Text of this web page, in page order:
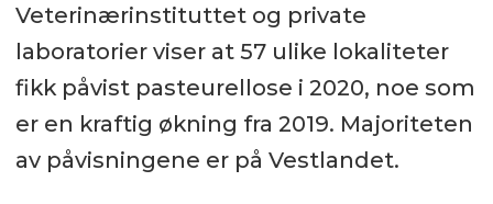
Veterinærinstituttet og private
laboratorier viser at 57 ulike lokaliteter
fikk påvist pasteurellose i 2020, noe som
er en kraftig økning fra 2019. Majoriteten
av påvisningene er på Vestlandet.